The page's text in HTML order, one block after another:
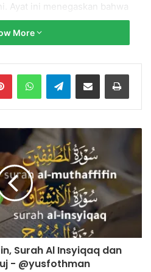
Ayat ini menegaskan bahwa
dasar untuk mengukur tinggi
karena harta itu merupakan
tadabburdaily
ke No. Rekening:
Syariah
427)
More
PinterestWhatsAppTelegramShare via Email Print
Surah Al Insyiqaq dan
- @yusfothman